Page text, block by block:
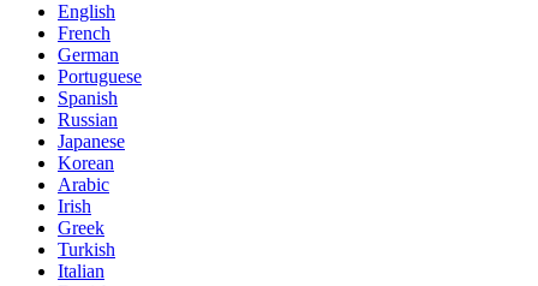
English
French
German
Portuguese
Spanish
Russian
Japanese
Korean
Arabic
Irish
Greek
Turkish
Italian